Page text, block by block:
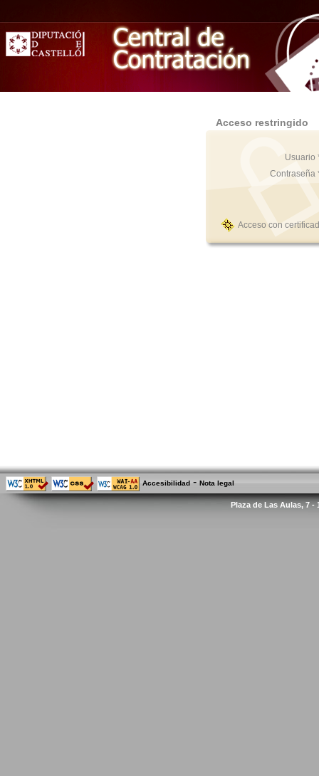
Acceso restringido
Usuario
Contraseña
Acceso con
Accesibilidad - Nota legal
Plaza de Las Aulas, 7 -